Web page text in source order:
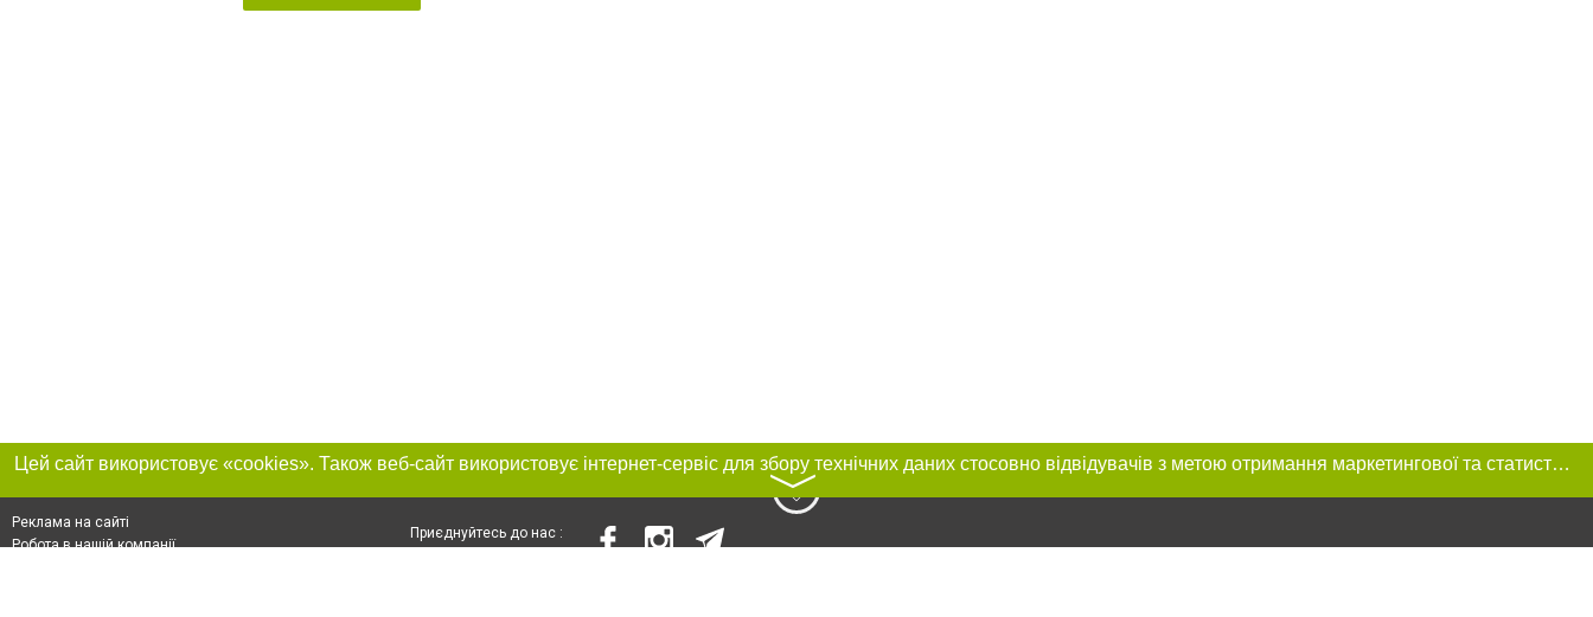
Цей сайт використовує «cookies». Також веб-сайт використовує інтернет-сервіс для збору технічних даних стосовно відвідувачів з метою отримання маркетингової та статистичної інформації. Умови обробки даних відвідувачів сайту див.
〉
Реклама на сайті
Робота в нашій компанії
Приєднуйтесь до нас :